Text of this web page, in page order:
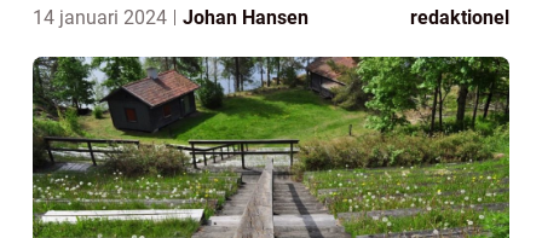
14 januari 2024 Johan Hansen redaktionel